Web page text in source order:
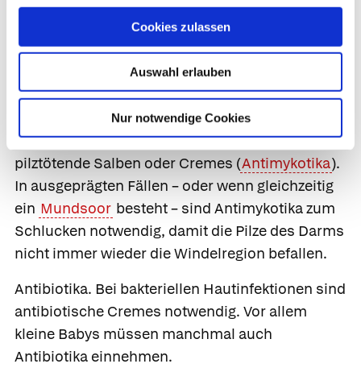
Cookies zulassen
Auswahl erlauben
Nur notwendige Cookies
verschreiben, um die Entzündung
einzudämmen. Allerdings sollten Sie Kortison
nur auf Anweisung des Arztes und nur für die
vereinbarte Behandlungsdauer anwenden.
Antimykotikum.Bei einer zusätzlichen
Hautinfektion durch Pilze verordnet der Arzt
pilztötende Salben oder Cremes (Antimykotika).
In ausgeprägten Fällen – oder wenn gleichzeitig
ein Mundsoor besteht – sind Antimykotika zum
Schlucken notwendig, damit die Pilze des Darms
nicht immer wieder die Windelregion befallen.
Antibiotika. Bei bakteriellen Hautinfektionen sind
antibiotische Cremes notwendig. Vor allem
kleine Babys müssen manchmal auch
Antibiotika einnehmen.